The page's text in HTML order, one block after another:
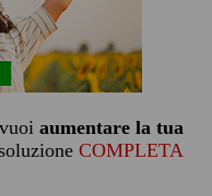
aumentare la tua
COMPLETA